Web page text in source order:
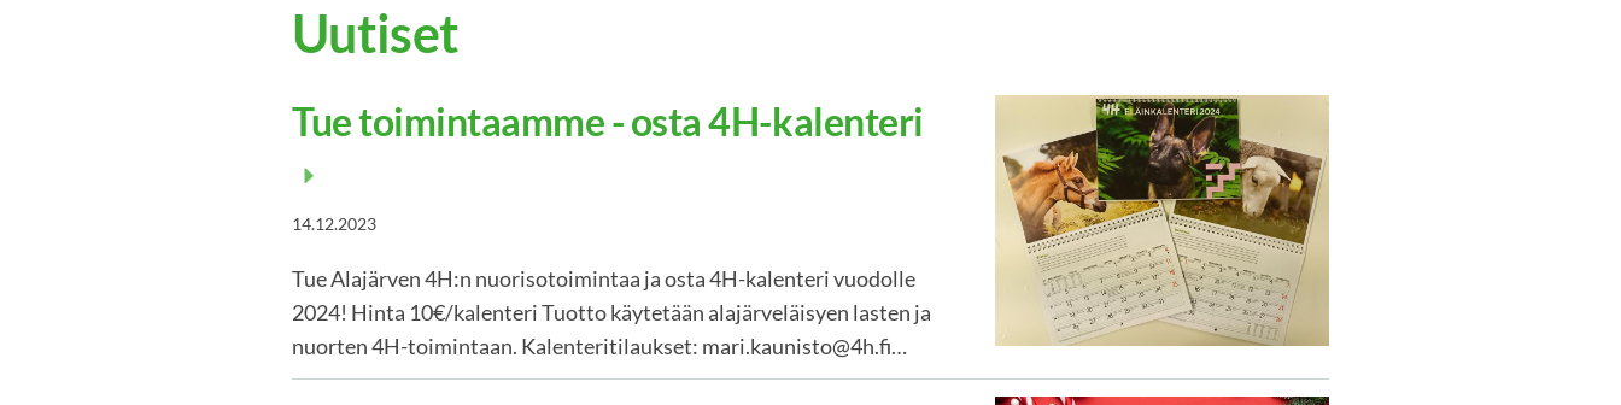
Uutiset
Tue toimintaamme - osta 4H-kalenteri
14.12.2023
Tue Alajärven 4H:n nuorisotoimintaa ja osta 4H-kalenteri vuodolle
2024! Hinta 10€/kalenteri Tuotto käytetään alajärveläisyen lasten ja
nuorten 4H-toimintaan. Kalenteritilaukset: mari.kaunisto@4h.fi…